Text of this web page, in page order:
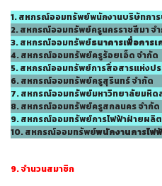
1. สหกรณ์ออมทรัพย์พนักงานบริษัทการ
2. สหกรณ์ออมทรัพย์ครูนครราชสีมา จ
3. สหกรณ์ออมทรัพย์ธนาคารเพื่อการ
4. สหกรณ์ออมทรัพย์ครูร้อยเอ็ด จำกัด
5. สหกรณ์ออมทรัพย์การสื่อสารแห่งปร
6. สหกรณ์ออมทรัพย์ครูสุรินทร์ จำกัด
7. สหกรณ์ออมทรัพย์มหาวิทยาลัยมหิด
8. สหกรณ์ออมทรัพย์ครูสกลนคร จำกัด
9. สหกรณ์ออมทรัพย์การไฟฟ้าฝ่ายผลิต
10. สหกรณ์ออมทรัพย์พนักงานการไฟ
9. จำนวนสมาชิก